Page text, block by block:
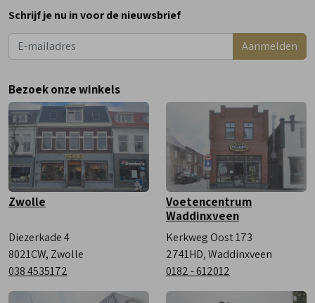
Dinsdag
Woensdag
9:00 - 18:00
Vrijdag
Zaterdag
9:00 - 17:00
Schrijf je nu in voor de nieuwsbrief
Aanmelden
Bezoek onze winkels
Zwolle
Diezerkade 4
8021CW, Zwolle
038 4535172
Voetencentrum
Waddinxveen
Kerkweg Oost 173
2741HD, Waddinxveen
0182 - 612012